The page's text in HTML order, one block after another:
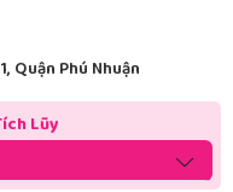
Quận Phú Nhuận
Lũy